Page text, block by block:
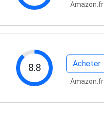
Amazon.fr
8.8 Acheter
Amazon.fr